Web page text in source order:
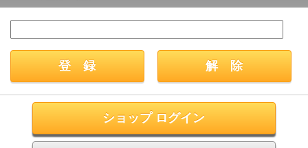
ショップ ログイン